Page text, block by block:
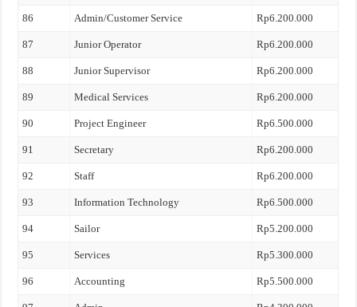
86 Admin/Customer Service Rp6.200.000
87 Junior Operator Rp6.200.000
88 Junior Supervisor Rp6.200.000
89 Medical Services Rp6.200.000
90 Project Engineer Rp6.500.000
91 Secretary Rp6.200.000
92 Staff Rp6.200.000
93 Information Technology Rp6.500.000
94 Sailor Rp5.200.000
95 Services Rp5.300.000
96 Accounting Rp5.500.000